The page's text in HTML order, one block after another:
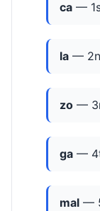
ca —
la —
zo —
ga —
mal —